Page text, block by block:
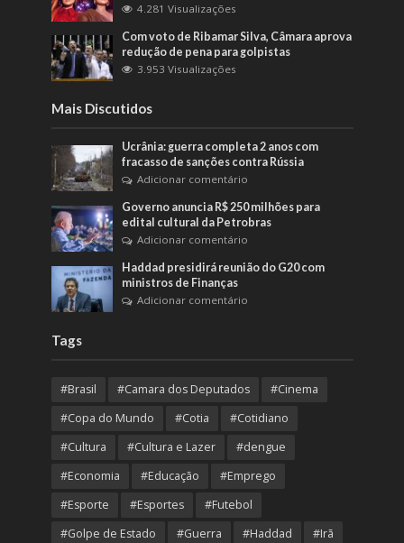
4.281 Visualizações
Com voto de Ribamar Silva, Câmara aprova
redução de pena para golpistas
3.953 Visualizações
Mais Discutidos
Ucrânia: guerra completa 2 anos com
fracasso de sanções contra Rússia
Adicionar comentário
Governo anuncia R$ 250 milhões para
edital cultural da Petrobras
Adicionar comentário
Haddad presidirá reunião do G20 com
ministros de Finanças
Adicionar comentário
Tags
#Brasil #Camara dos Deputados
#Cinema
#Copa do Mundo
#Cotia
#Cotidiano
#Cultura
#Cultura e Lazer
#dengue
#Economia
#Educação
#Emprego
#Esporte
#Esportes
#Futebol
#Golpe de Estado
#Guerra #Haddad #Irã